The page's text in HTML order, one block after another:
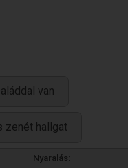
van
zenét hallgat
Nyaralás: